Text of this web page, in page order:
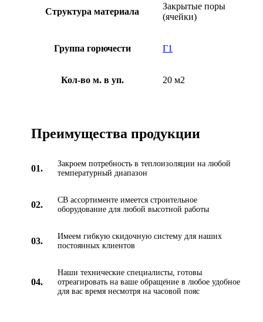
X
Структура материала
Закрытые поры
(ячейки)
Группа горючести Г1
Кол-во м. в уп. 20 м2
Преимущества продукции
01.
Закроем потребность в теплоизоляции на любой
температурный диапазон
02.
СВ ассортименте имеется строительное
оборудование для любой высотной работы
03.
Имеем гибкую скидочную систему для наших
постоянных клиентов
04.
Наши технические специалисты, готовы
отреагировать на ваше обращение в любое удобное
для вас время несмотря на часовой пояс